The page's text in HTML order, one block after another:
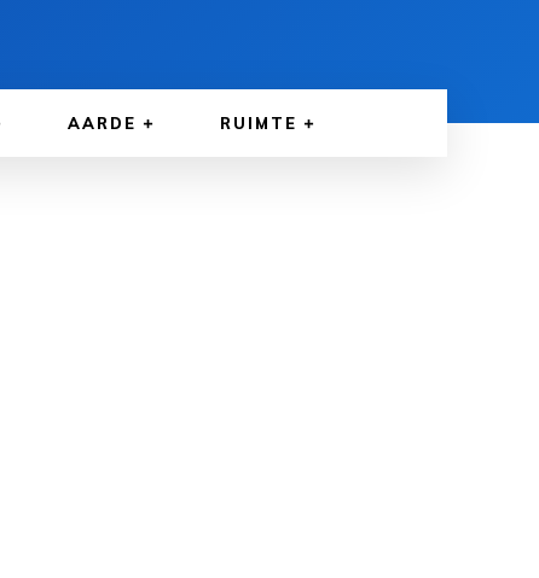
AARDE RUIMTE